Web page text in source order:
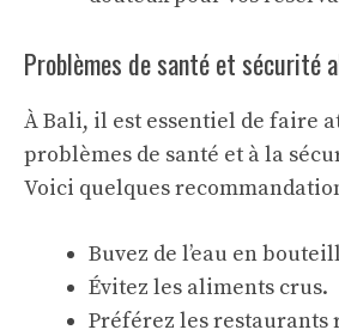
Problèmes de santé et sécurité
À Bali, il est essentiel de faire
problèmes de santé et à la
Voici quelques
Buvez de l’eau en
Évitez les aliments crus.
Préférez les restaurants